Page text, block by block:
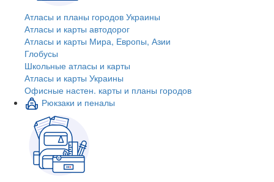
Атласы и планы городов Украины
Атласы и карты автодорог
Атласы и карты Мира, Европы, Азии
Глобусы
Школьные атласы и карты
Атласы и карты Украины
Офисные настен. карты и планы городов
Рюкзаки и пеналы